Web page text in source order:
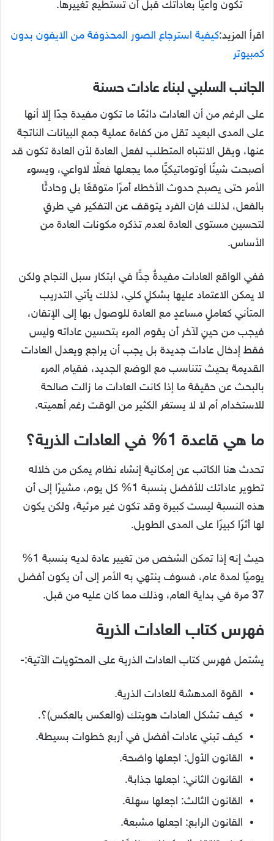
تكون واعيًا بعاداتك قبل أن تستطيع تغييرها.
اقرأ المزيد:كيفية استرجاع الصور المحذوفة من الايفون بدون
كمبيوتر
الجانب السلبي لبناء عادات حسنة
على الرغم من أن العادات دائمًا ما تكون مفيدة جدًا إلا أنها
على المدى البعيد تقل من كفاءة عملية جمع البيانات الناتجة
عنها، ويقل الانتباه المتطلب لفعل العادة لأن العادة تكون قد
أصبحت شيئًا أوتوماتيكيًّا مما يجعلها فعلًا لاواعي، ويسوء
الأمر حتى يصبح حدوث الأخطاء أمرًا متوقعًا بل وحادثًا
بالفعل، لذلك فإن الفرد يتوقف عن التفكير في طرقٍ
لتحسين مستوى العادة لعدم تذكره مكونات العادة من
الأساس.
ففي الواقع العادات مفيدةٌ جدًّا في ابتكار سبل النجاح ولكن
لا يمكن الاعتماد عليها بشكلٍ كلي، لذلك يأتي التدريب
المتأني كعاملٍ مساعدٍ مع العادة للوصول بها إلى الإتقان،
فيجب من حينٍ لآخر أن يقوم المرء بتحسين عاداته وليس
فقط إدخال عادات جديدة بل يجب أن يراجع ويعدل العادات
القديمة بحيث تتناسب مع الوضع الجديد، فقيام المرء
بالبحث عن حقيقة ما إذا كانت العادات ما زالت صالحة
للاستخدام أم لا لا يستغر الكثير من الوقت رغم أهميته.
ما هي قاعدة 1% في العادات الذرية؟
تحدث هنا الكاتب عن إمكانية إنشاء نظام يمكن من خلاله
تطوير عاداتك للأفضل بنسبة 1% كل يوم، مشيرًا إلى أن
هذه النسبة ليست كبيرة وقد تكون غير مرئية، ولكن يكون
لها أثرًا كبيرًا على المدى الطويل.
حيث إنه إذا تمكن الشخص من تغيير عادة لديه بنسبة 1%
يوميًا لمدة عام، فسوف ينتهي به الأمر إلى أن يكون أفضل
37 مرة في بداية العام، وذلك مما كان عليه من قبل.
فهرس كتاب العادات الذرية
يشتمل فهرس كتاب العادات الذرية على المحتويات الآتية:-
القوة المدهشة للعادات الذرية.
كيف تشكل العادات هويتك (والعكس بالعكس)؟.
كيف تبني عادات أفضل في أربع خطوات بسيطة.
القانون الأول: اجعلها واضحة.
القانون الثاني: اجعلها جذابة.
القانون الثالث: اجعلها سهلة.
القانون الرابع: اجعلها مشبعة.